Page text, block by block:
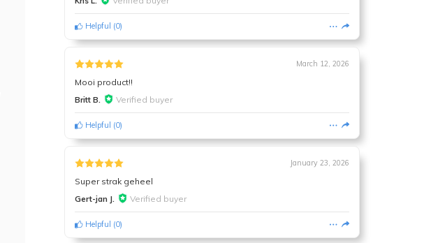
Helpful (0)
March 12, 2026
Mooi product!!
Britt B. Verified buyer
Helpful (0)
January 23, 2026
Super strak geheel
Gert-jan J. Verified buyer
Helpful (0)